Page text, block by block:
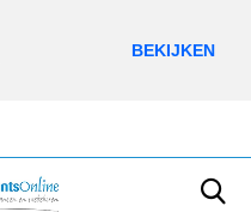
BEKIJKEN